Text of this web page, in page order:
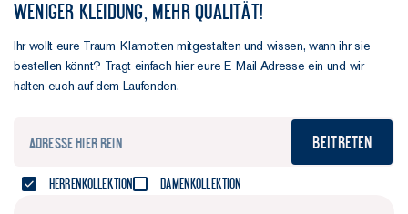
WENIGER KLEIDUNG, MEHR QUALITÄT!
Ihr wollt eure Traum-Klamotten mitgestalten und wissen, wann ihr sie
bestellen könnt? Tragt einfach hier eure E-Mail Adresse ein und wir
halten euch auf dem Laufenden.
Beitreten
Herrenkollektion Damenkollektion